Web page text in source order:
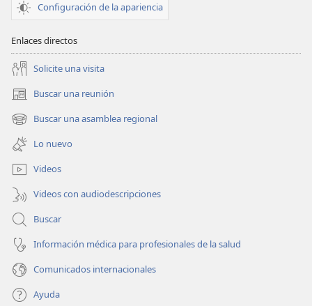
Configuración de la apariencia
Enlaces directos
Solicite una visita
Buscar una reunión
(abre
una
nueva
ventana)
Buscar una asamblea regional
(abre
una
nueva
ventana)
Lo nuevo
Videos
Videos con audiodescripciones
Buscar
Información médica para profesionales de la salud
Comunicados internacionales
Ayuda